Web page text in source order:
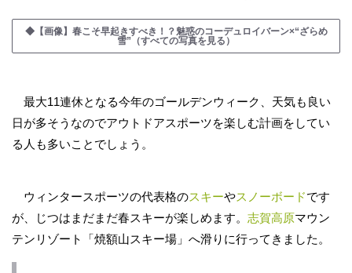
◆【画像】春こそ早起きすべき！？魅惑のコーデュロイバーン×“ざらめ
雪”（すべての写真を見る）
最大11連休となる今年のゴールデンウィーク、天気も良い
日が多そうなのでアウトドアスポーツを楽しむ計画をしてい
る人も多いことでしょう。
ウィンタースポーツの代表格のスキーやスノーボードです
が、じつはまだまだ春スキーが楽しめます。 志賀高原マウン
テンリゾート「焼額山スキー場」へ滑りに行ってきました。